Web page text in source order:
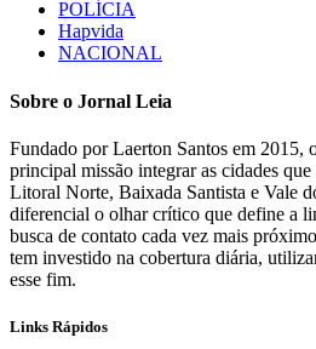
POLÍCIA
Hapvida
NACIONAL
Sobre o Jornal Leia
Fundado por Laerton Santos em
principal missão integrar as cidades
Litoral Norte, Baixada Santista e Vale
diferencial o olhar crítico que define a
busca de contato cada vez mais
tem investido na cobertura diária,
esse fim.
Links Rápidos